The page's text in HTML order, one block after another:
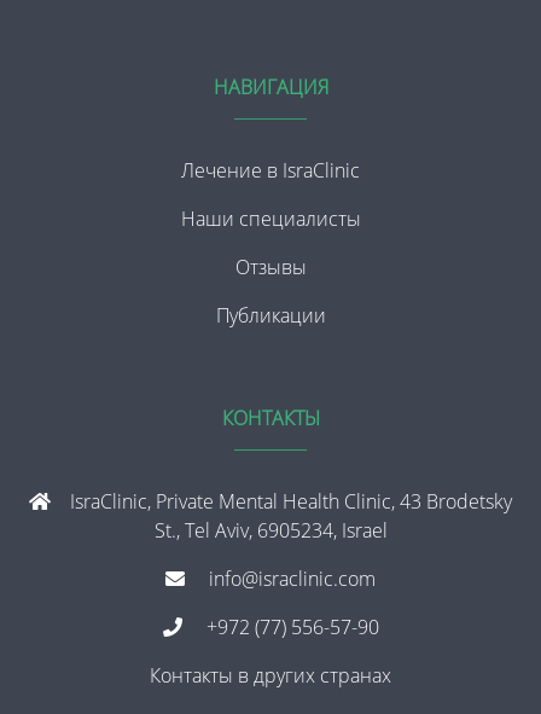
НАВИГАЦИЯ
Лечение в IsraClinic
Наши специалисты
Отзывы
Публикации
КОНТАКТЫ
IsraClinic, Private Mental Health Clinic, 43 Brodetsky
St., Tel Aviv, 6905234, Israel
info@israclinic.com
+972 (77) 556-57-90
Контакты в других странах